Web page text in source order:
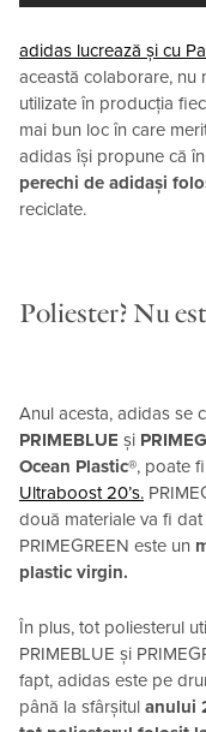
adidas lucrează și cu
această colaborare, nu
utilizate în producția
mai bun loc în care
adidas își propune că
perechi de adidași
reciclate.
Poliester? Nu
Anul acesta, adidas se
PRIMEBLUE și
Ocean Plastic®, poate
Ultraboost 20’s.
două materiale va fi
PRIMEGREEN este un
plastic virgin.
În plus, tot poliesterul
PRIMEBLUE și
fapt, adidas este pe
până la sfârșitul anului